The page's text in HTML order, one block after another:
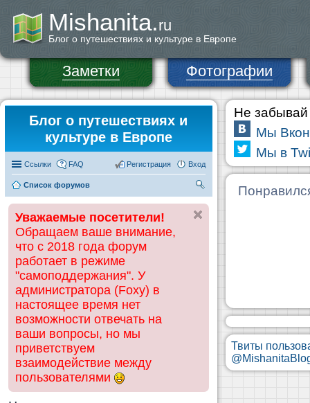
Mishanita.ru
Блог о путешествиях и культуре в Европе
Заметки Фотографии
Блог о путешествиях и
культуре в Европе
Ссылки FAQ Вход
Регистрация
Список форумов
ск
Уважаемые посетители!
Обращаем ваше внимание,
что с 2018 года форум
работает в режиме
"самоподдержания". У
администратора (Foxy) в
настоящее время нет
возможности отвечать на
ваши вопросы, но мы
приветствуем
взаимодействие между
пользователями
Не забывай
Мы
Мы в
Твиты